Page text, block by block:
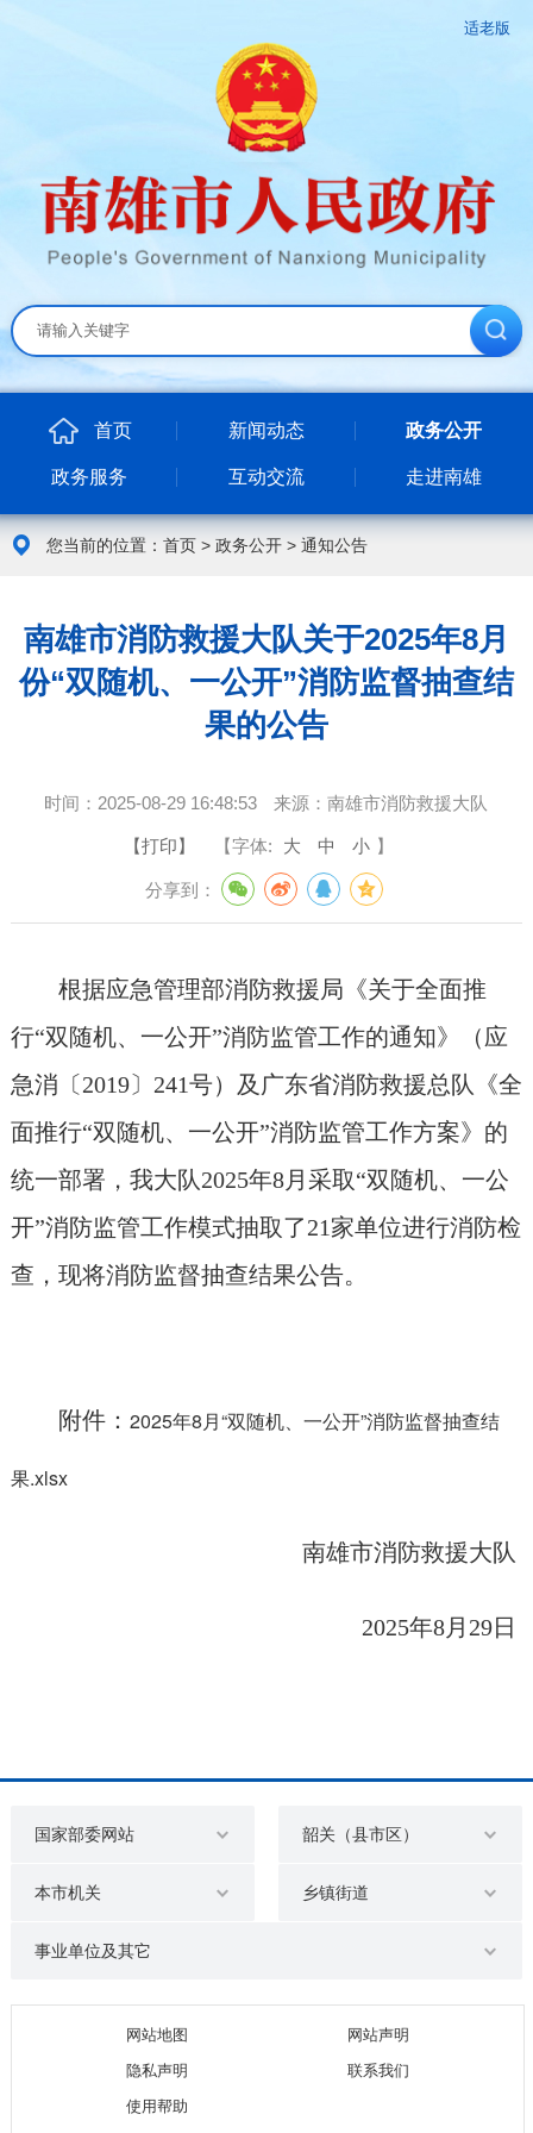
适老版
首页 新闻动态 政务公开
政务服务 互动交流 走进南雄
您当前的位置： 首页> 政务公开> 通知公告
南雄市消防救援大队关于2025年8月
份“双随机、一公开”消防监督抽查结
果的公告
时间： 2025-08-29 16:48:53 来源：南雄市消防救援大队
【打印】 【字体: 大 中 小 】
分享到：
根据应急管理部消防救援局《关于全面推
行“双随机、一公开”消防监管工作的通知》（应
急消〔2019〕241号）及广东省消防救援总队《全
面推行“双随机、一公开”消防监管工作方案》的
统一部署，我大队2025年8月采取“双随机、一公
开”消防监管工作模式抽取了21家单位进行消防检
查，现将消防监督抽查结果公告。
附件： 2025年8月“双随机、一公开”消防监督抽查结
果.xlsx
南雄市消防救援大队
2025年8月29日
国家部委网站 韶关（县市区）
本市机关 乡镇街道
事业单位及其它
网站地图
网站声明
隐私声明
联系我们
使用帮助